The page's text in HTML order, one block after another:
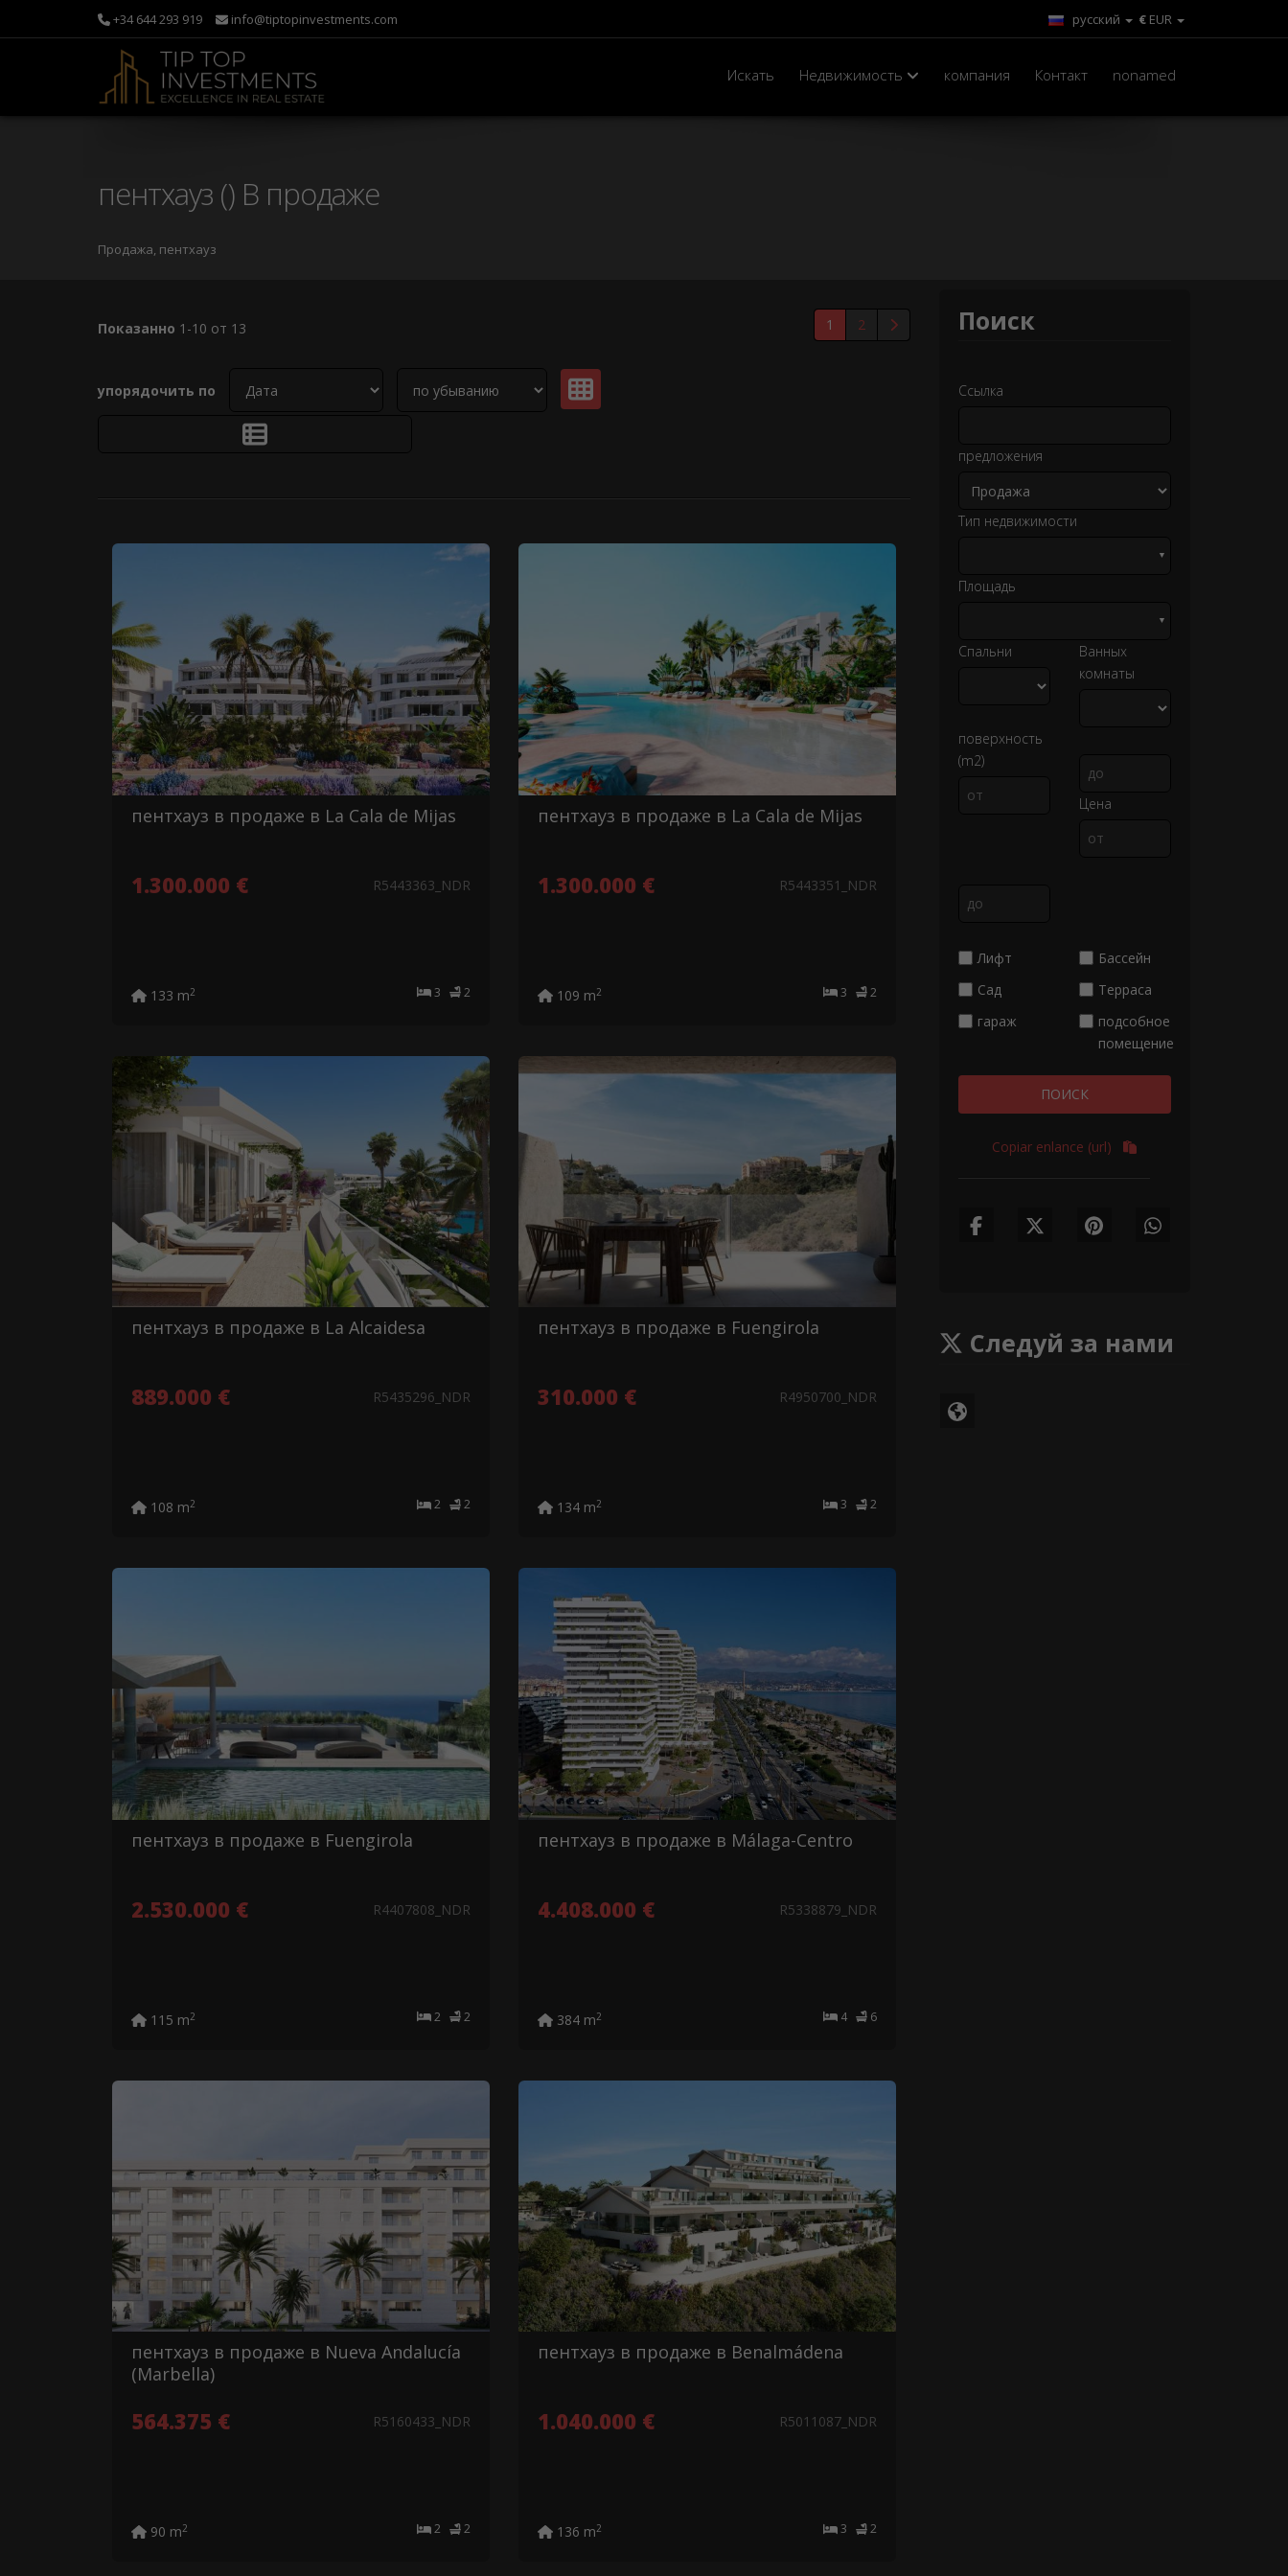
+34 644 293 919 info@tiptopinvestments.com € EUR
русский
Искать Недвижимость компания Контакт nonamed
пентхауз () В продаже
Продажа, пентхауз
Показанно 1-10 от 13 1 2
упорядочить по
пентхауз в продаже в La Cala de Mijas
1.300.000 € R5443363_NDR
3 2
133 m2
пентхауз в продаже в La Cala de Mijas
1.300.000 € R5443351_NDR
3 2
109 m2
пентхауз в продаже в La Alcaidesa
889.000 € R5435296_NDR
2 2
108 m2
пентхауз в продаже в Fuengirola
310.000 € R4950700_NDR
3 2
134 m2
пентхауз в продаже в Fuengirola
2.530.000 € R4407808_NDR
2 2
115 m2
пентхауз в продаже в Málaga-Centro
4.408.000 € R5338879_NDR
4 6
384 m2
пентхауз в продаже в Nueva Andalucía
(Marbella)
564.375 € R5160433_NDR
2 2
90 m2
пентхауз в продаже в Benalmádena
1.040.000 € R5011087_NDR
3 2
136 m2
Поиск
Ссылка
предложения
Тип недвижимости
▼
Площадь
▼
Спальни
Ванных
комнаты
поверхность
(m2)
Цена
Лифт
Бассейн
Сад
Терраса
гараж
подсобное
помещение
ПОИСК
Copiar enlance (url)
Следуй за нами